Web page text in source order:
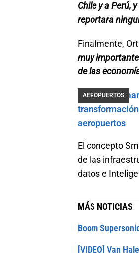
Chile y a Perú,
reportara
Finalmente,
muy
de las
AEROPUERTOS
El concepto
de las
datos e
MÁS NOTICIAS
Boom
[VIDEO] Van